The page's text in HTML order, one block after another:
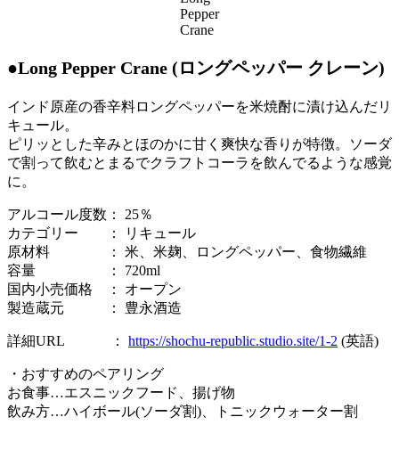
Pepper
Crane
●Long Pepper Crane (ロングペッパー クレーン)
インド原産の香辛料ロングペッパーを米焼酎に漬け込んだリ
キュール。
ピリッとした辛みとほのかに甘く爽快な香りが特徴。ソーダ
で割って飲むとまるでクラフトコーラを飲んでるような感覚
に。
アルコール度数： 25％
カテゴリー ： リキュール
原材料 ： 米、米麹、ロングペッパー、食物繊維
容量 ： 720ml
国内小売価格 ： オープン
製造蔵元 ： 豊永酒造
詳細URL ： https://shochu-republic.studio.site/1-2 (英語)
・おすすめのペアリング
お食事…エスニックフード、揚げ物
飲み方…ハイボール(ソーダ割)、トニックウォーター割